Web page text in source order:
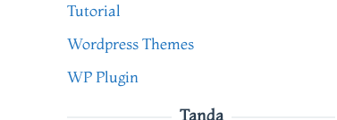
Tutorial
Wordpress Themes
WP Plugin
Tanda